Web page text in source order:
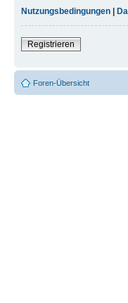
Nutzungsbedingungen
Registrieren
Foren-Übersicht